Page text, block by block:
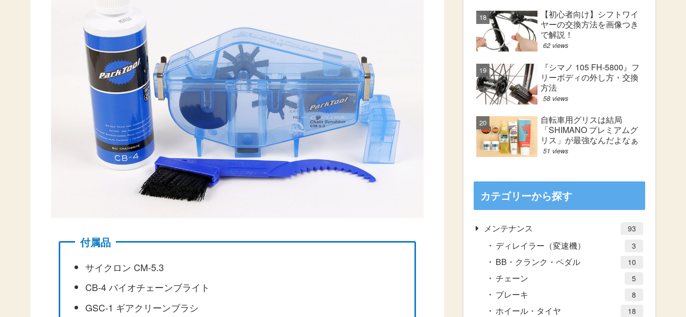
付属品
サイクロン CM-5.3
CB-4 バイオチェーンブライト
GSC-1 ギアクリーンブラシ
【初心者向け】シフトワイ
ヤーの交換方法を画像つき
で解説！
62 views
『シマノ 105 FH-5800』フ
リーボディの外し方・交換
方法
58 views
自転車用グリスは結局
「SHIMANO プレミアムグ
リス」が最強なんだよなぁ
51 views
カテゴリーから探す
メンテナンス 93
ディレイラー（変速機） 3
BB・クランク・ペダル 10
チェーン 5
ブレーキ 8
ホイール・タイヤ 18